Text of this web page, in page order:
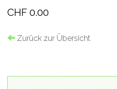
CHF 0.00
Zurück zur Übersicht